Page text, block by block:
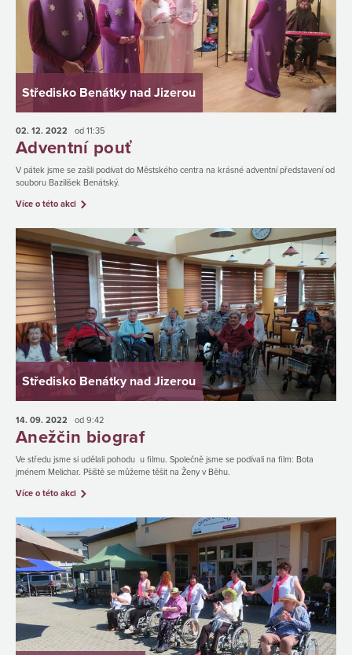
Středisko Benátky nad Jizerou
02. 12. 2022 od 11:35
Adventní pouť
V pátek jsme se zašli podívat do Městského centra na krásné adventní představení od
souboru Bazilišek Benátský.
Více o této akci
Středisko Benátky nad Jizerou
14. 09. 2022 od 9:42
Anežčin biograf
Ve středu jsme si udělali pohodu u filmu. Společně jsme se podívali na film: Bota
jménem Melichar. Pšíště se můžeme těšit na Ženy v Běhu.
Více o této akci